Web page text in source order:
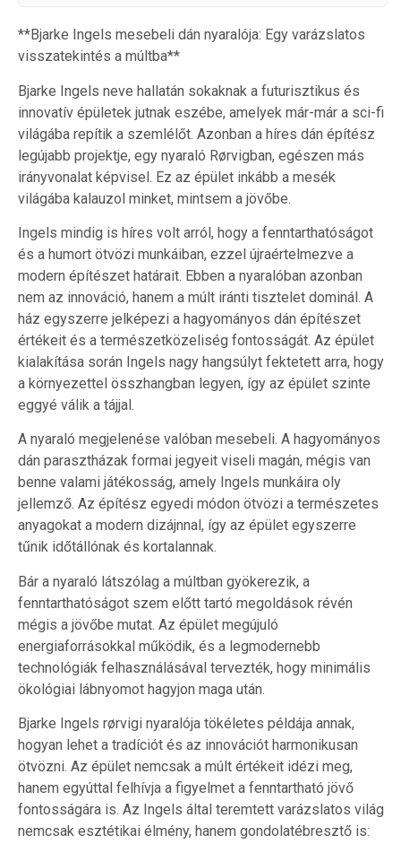
**Bjarke Ingels mesebeli dán nyaralója: Egy varázslatos
visszatekintés a múltba**
Bjarke Ingels neve hallatán sokaknak a futurisztikus és
innovatív épületek jutnak eszébe, amelyek már-már a sci-fi
világába repítik a szemlélőt. Azonban a híres dán építész
legújabb projektje, egy nyaraló Rørvigban, egészen más
irányvonalat képvisel. Ez az épület inkább a mesék
világába kalauzol minket, mintsem a jövőbe.
Ingels mindig is híres volt arról, hogy a fenntarthatóságot
és a humort ötvözi munkáiban, ezzel újraértelmezve a
modern építészet határait. Ebben a nyaralóban azonban
nem az innováció, hanem a múlt iránti tisztelet dominál. A
ház egyszerre jelképezi a hagyományos dán építészet
értékeit és a természetközeliség fontosságát. Az épület
kialakítása során Ingels nagy hangsúlyt fektetett arra, hogy
a környezettel összhangban legyen, így az épület szinte
eggyé válik a tájjal.
A nyaraló megjelenése valóban mesebeli. A hagyományos
dán parasztházak formai jegyeit viseli magán, mégis van
benne valami játékosság, amely Ingels munkáira oly
jellemző. Az építész egyedi módon ötvözi a természetes
anyagokat a modern dizájnnal, így az épület egyszerre
tűnik időtállónak és kortalannak.
Bár a nyaraló látszólag a múltban gyökerezik, a
fenntarthatóságot szem előtt tartó megoldások révén
mégis a jövőbe mutat. Az épület megújuló
energiaforrásokkal működik, és a legmodernebb
technológiák felhasználásával tervezték, hogy minimális
ökológiai lábnyomot hagyjon maga után.
Bjarke Ingels rørvigi nyaralója tökéletes példája annak,
hogyan lehet a tradíciót és az innovációt harmonikusan
ötvözni. Az épület nemcsak a múlt értékeit idézi meg,
hanem egyúttal felhívja a figyelmet a fenntartható jövő
fontosságára is. Az Ingels által teremtett varázslatos világ
nemcsak esztétikai élmény, hanem gondolatébresztő is: